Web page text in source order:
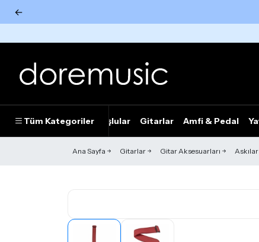
←
Tüm Kategoriler
Piyanolar Tuşlular Gitarlar Amfi & Pedal
Ana Sayfa Gitarlar Gitar Aksesuarları Askılar
Tümünü Gör